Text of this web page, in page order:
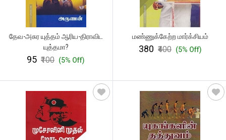
தேவ-அசுர யுத்தம் ஆரிய-திராவிட
யுத்தமா?
₹95 ₹100 (5% Off)
மண்ணுக்கேற்ற மார்க்சியம்
₹380 ₹400 (5% Off)